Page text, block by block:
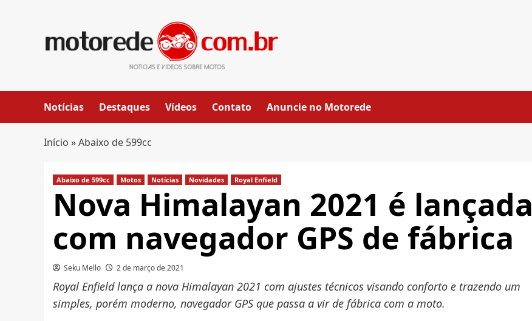
Notícias Destaques Vídeos Contato Anuncie no Motorede
Início »Abaixo de 599cc
Abaixo de 599cc Motos Notícias Novidades Royal Enfield
Nova Himalayan 2021 é lançada
com navegador GPS de fábrica
Seku Mello 2 de março de 2021
Royal Enfield lança a nova Himalayan 2021 com ajustes técnicos visando conforto e trazendo um
simples, porém moderno, navegador GPS que passa a vir de fábrica com a moto.